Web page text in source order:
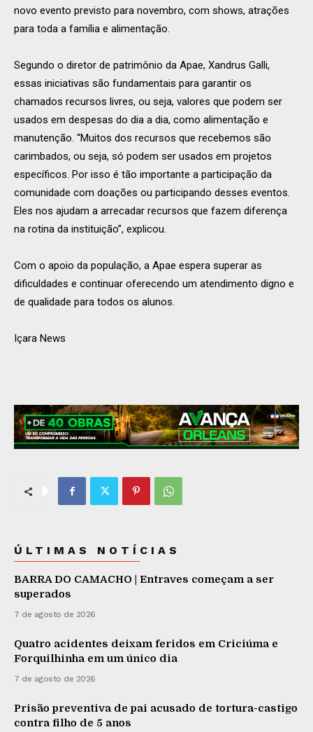
novo evento previsto para novembro, com shows, atrações
para toda a família e alimentação.
Segundo o diretor de patrimônio da Apae, Xandrus Galli,
essas iniciativas são fundamentais para garantir os
chamados recursos livres, ou seja, valores que podem ser
usados em despesas do dia a dia, como alimentação e
manutenção. “Muitos dos recursos que recebemos são
carimbados, ou seja, só podem ser usados em projetos
específicos. Por isso é tão importante a participação da
comunidade com doações ou participando desses eventos.
Eles nos ajudam a arrecadar recursos que fazem diferença
na rotina da instituição”, explicou.
Com o apoio da população, a Apae espera superar as
dificuldades e continuar oferecendo um atendimento digno e
de qualidade para todos os alunos.
Içara News
ÚLTIMAS NOTÍCIAS
BARRA DO CAMACHO | Entraves começam a ser
superados
7 de agosto de 2026
Quatro acidentes deixam feridos em Criciúma e
Forquilhinha em um único dia
7 de agosto de 2026
Prisão preventiva de pai acusado de tortura-castigo
contra filho de 5 anos